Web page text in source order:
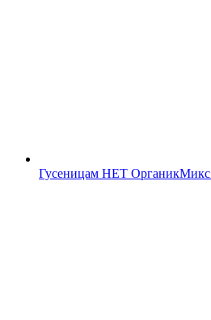
Гусеницам НЕТ ОрганикМикс